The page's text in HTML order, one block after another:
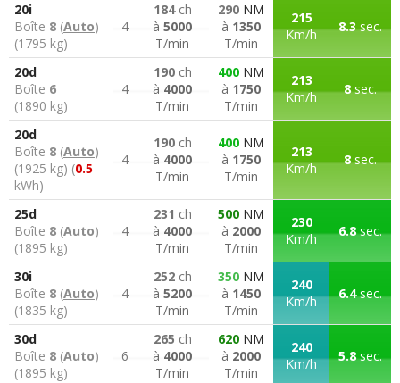
20i
Boîte 8 (Auto)
(1795 kg)
4
184ch
à 5000
T/min
290 NM
à 1350
T/min
215
Km/h
8.3sec.
20d
Boîte 6
(1890 kg)
4
190ch
à 4000
T/min
400 NM
à 1750
T/min
213
Km/h
8sec.
20d
Boîte 8 (Auto)
(1925 kg) (0.5
kWh)
4
190ch
à 4000
T/min
400 NM
à 1750
T/min
213
Km/h
8sec.
25d
Boîte 8 (Auto)
(1895 kg)
4
231 ch
à 4000
T/min
500 NM
à 2000
T/min
230
Km/h
6.8sec.
30i
Boîte 8 (Auto)
(1835 kg)
4
252ch
à 5200
T/min
350 NM
à 1450
T/min
240
Km/h
6.4sec.
30d
Boîte 8 (Auto)
(1895 kg)
6
265 ch
à 4000
T/min
620 NM
à 2000
T/min
240
Km/h
5.8sec.